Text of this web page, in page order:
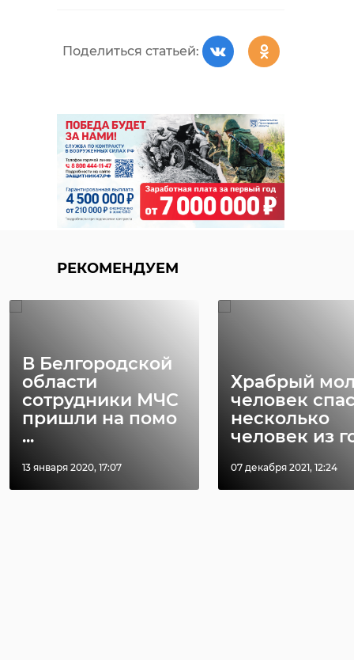
Поделиться статьей:
РЕКОМЕНДУЕМ
В Белгородской
области
сотрудники МЧС
пришли на помо
...
13 января 2020, 17:07
Храбрый
человек
несколько
человек из
07 декабря 2021, 12:24